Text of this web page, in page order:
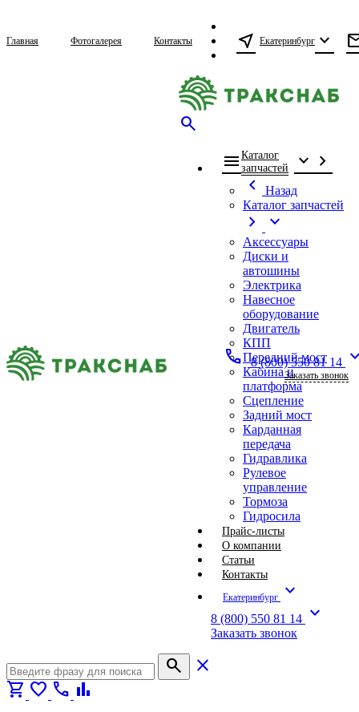
Главная Фотогалерея Контакты near_me Екатеринбург expand_more
search
menu Каталог
запчастей
expand_more chevron_right
chevron_left
Назад
Каталог запчастей
chevron_right expand_more
Аксессуары
Диски и
автошины
Электрика
Навесное
оборудование
Двигатель
КПП
Передний мост
Кабина и
платформа
Сцепление
Задний мост
Карданная
передача
Гидравлика
Рулевое
управление
Тормоза
Гидросила
Прайс-листы
О компании
Статьи
Контакты
Екатеринбург expand_more
8 (800) 550 81 14 expand_more
Заказать звонок
call 8 (800) 550 81 14
Заказать звонок
search
close
shopping_cart favorite call bar_chart